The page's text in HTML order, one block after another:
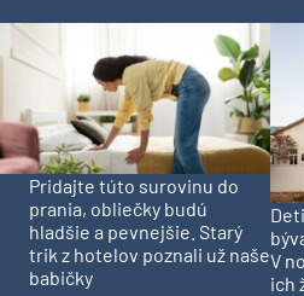
Pridajte túto surovinu do
prania, obliečky budú
hladšie a pevnejšie. Starý
trik z hotelov poznali už naše
babičky
V
ich